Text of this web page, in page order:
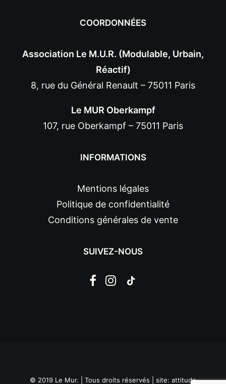
COORDONNÉES
Association Le M.U.R. (Modulable, Urbain,
Réactif)
8, rue du Général Renault – 75011 Paris
Le MUR Oberkampf
107, rue Oberkampf – 75011 Paris
INFORMATIONS
Mentions légales
Politique de confidentialité
Conditions générales de vente
SUIVEZ-NOUS
© 2019 Le Mur. | Tous droits réservés | site: attitude